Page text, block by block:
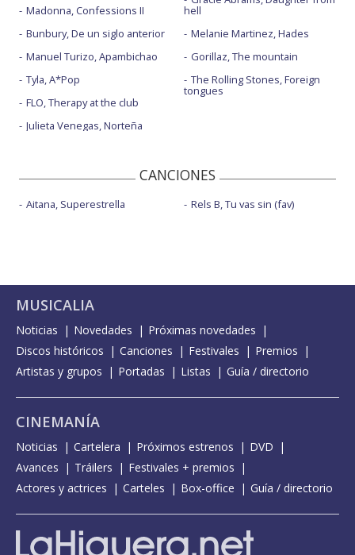
Madonna, Confessions II
Bunbury, De un siglo anterior
Manuel Turizo, Apambichao
Tyla, A*Pop
FLO, Therapy at the club
Julieta Venegas, Norteña
hell
Melanie Martinez, Hades
Gorillaz, The mountain
The Rolling Stones, Foreign
tongues
CANCIONES
Aitana, Superestrella Rels B, Tu vas sin (fav)
MUSICALIA
Noticias Novedades
Próximas novedades
Discos históricos
Canciones Festivales
Premios
Artistas y grupos
Portadas Listas Guía / directorio
CINEMANÍA
Noticias Cartelera Próximos estrenos
DVD
Avances
Tráilers
Festivales + premios
Actores y actrices
Carteles Box-office Guía / directorio